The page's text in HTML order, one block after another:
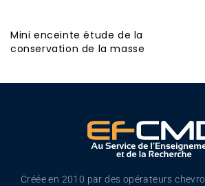
Mini enceinte étude de la
conservation de la masse
Créée en 2010 par des opérateurs